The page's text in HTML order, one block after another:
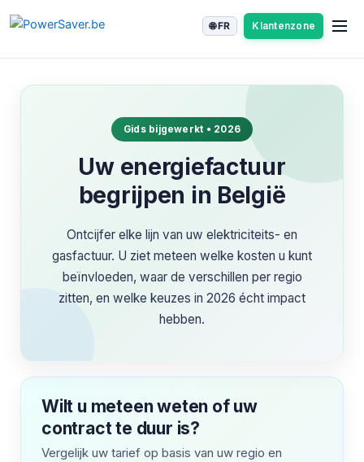
naar
🌐 FR Klantenzone
Gids bijgewerkt • 2026
Uw energiefactuur
begrijpen in België
Ontcijfer elke lijn van uw elektriciteits- en
gasfactuur. U ziet meteen welke kosten u kunt
beïnvloeden, waar de verschillen per regio
zitten, en welke keuzes in 2026 écht impact
hebben.
Wilt u meteen weten of uw
contract te duur is?
Vergelijk uw tarief op basis van uw regio en